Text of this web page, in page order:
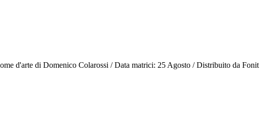
d'arte di Domenico Colarossi / Data matrici: 25 Agosto / Distribuito da Fonit